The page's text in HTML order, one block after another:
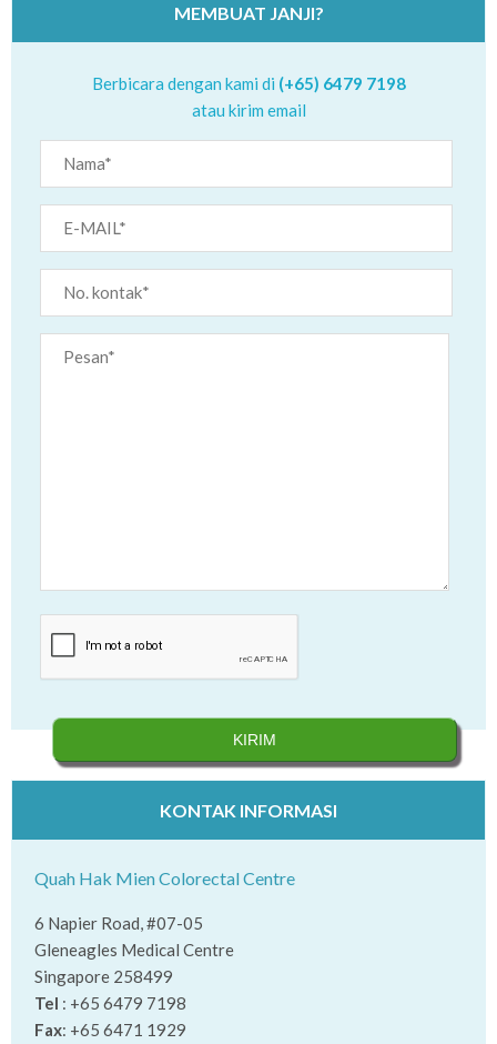
MEMBUAT JANJI?
Berbicara dengan kami di (+65) 6479 7198
atau kirim email
KONTAK INFORMASI
Quah Hak Mien Colorectal Centre
6 Napier Road, #07-05
Gleneagles Medical Centre
Singapore 258499
Tel : +65 6479 7198
Fax: +65 6471 1929